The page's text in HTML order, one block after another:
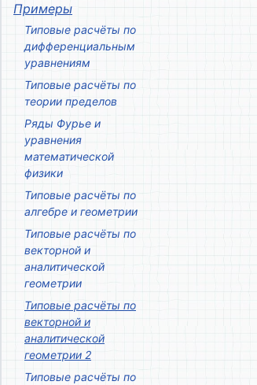
Примеры
Типовые расчёты по
дифференциальным
уравнениям
Типовые расчёты по
теории пределов
Ряды Фурье и
уравнения
математической
физики
Типовые расчёты по
алгебре и геометрии
Типовые расчёты по
векторной и
аналитической
геометрии
Типовые расчёты по
векторной и
аналитической
геометрии 2
Типовые расчёты по